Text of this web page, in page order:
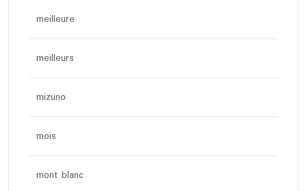
meilleure
meilleurs
mizuno
mois
mont blanc